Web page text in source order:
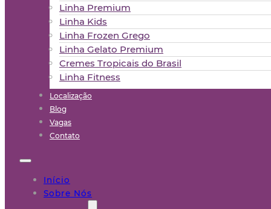
Linha Premium
Linha Kids
Linha Frozen Grego
Linha Gelato Premium
Cremes Tropicais do Brasil
Linha Fitness
Localização
Blog
Vagas
Contato
Início
Sobre Nós